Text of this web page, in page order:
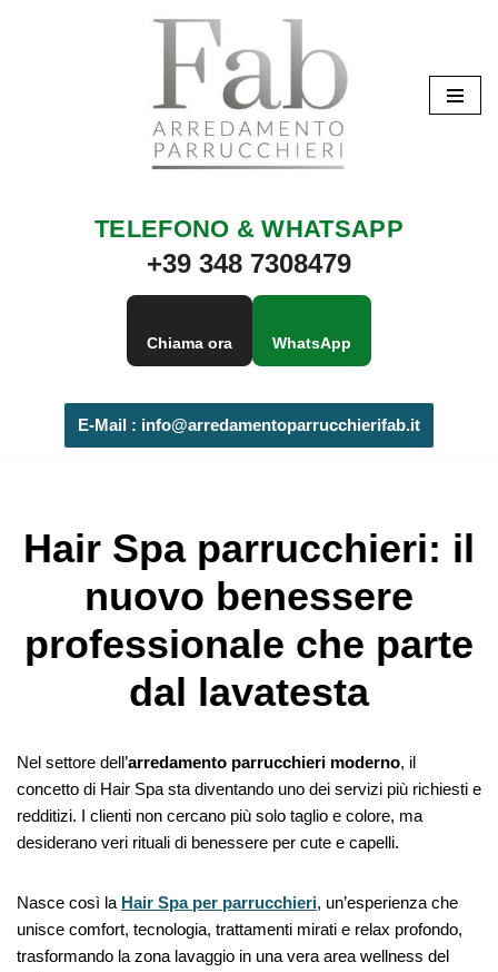
TELEFONO & WHATSAPP
+39 348 7308479
Chiama ora WhatsApp
E-Mail : info@arredamentoparrucchierifab.it
Hair Spa parrucchieri: il
nuovo benessere
professionale che parte
dal lavatesta
Nel settore dell’arredamento parrucchieri moderno, il
concetto di Hair Spa sta diventando uno dei servizi più richiesti e
redditizi. I clienti non cercano più solo taglio e colore, ma
desiderano veri rituali di benessere per cute e capelli.
Nasce così la Hair Spa per parrucchieri, un’esperienza che
unisce comfort, tecnologia, trattamenti mirati e relax profondo,
trasformando la zona lavaggio in una vera area wellness del